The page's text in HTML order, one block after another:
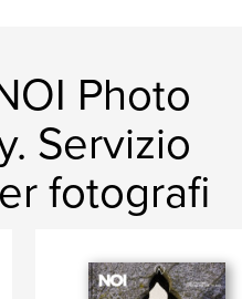
Photo
Servizio
fotografi